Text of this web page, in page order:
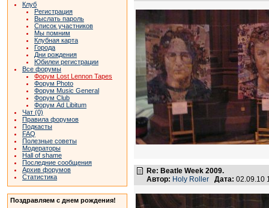
Клуб
Регистрация
Выслать пароль
Список участников
Мы помним
Клубная карта
Города
Дни рождения
Юбилеи регистрации
Все форумы
Форум Lost Lennon Tapes
Форум Photo
Форум Music General
Форум Club
Форум Ad Libitum
Чат (0)
Правила форумов
Подкасты
FAQ
Полезные советы
Модераторы
Hall of shame
Последние сообщения
Архив форумов
Статистика
Поздравляем с днем рождения!
Re: Beatle Week 2009.
Автор: Holy Roller Дата: